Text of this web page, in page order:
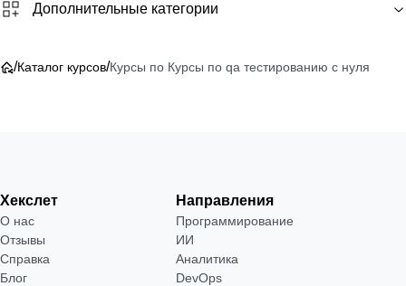
Дополнительные категории
/Каталог курсов/Курсы по Курсы по qa тестированию с нуля
Хекслет
О нас
Отзывы
Справка
Блог
Направления
Программирование
ИИ
Аналитика
DevOps